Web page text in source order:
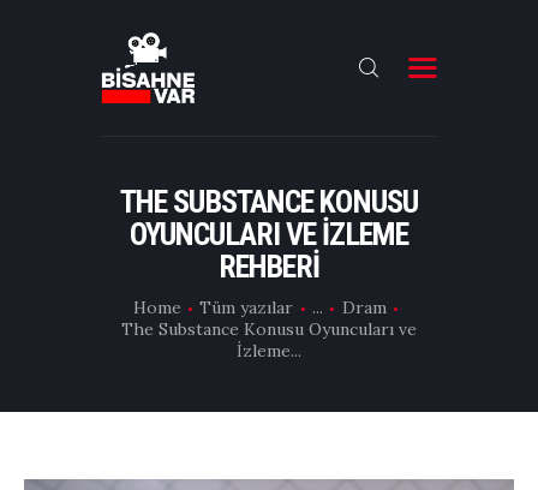
THE SUBSTANCE KONUSU
OYUNCULARI VE İZLEME
REHBERI
Home Tüm yazılar ...
Dram
The Substance Konusu Oyuncuları ve
İzleme...
FILMLER
DIZILER
DAHA FAZLASI